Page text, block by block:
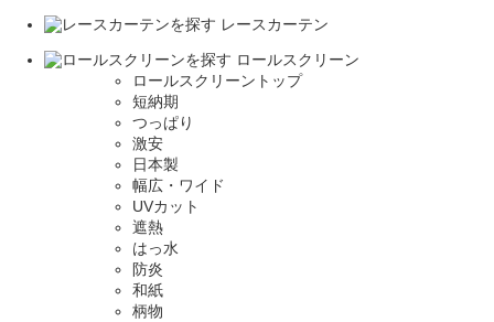
レースカーテン
ロールスクリーン
ロールスクリーントップ
短納期
つっぱり
激安
日本製
幅広・ワイド
UVカット
遮熱
はっ水
防炎
和紙
柄物